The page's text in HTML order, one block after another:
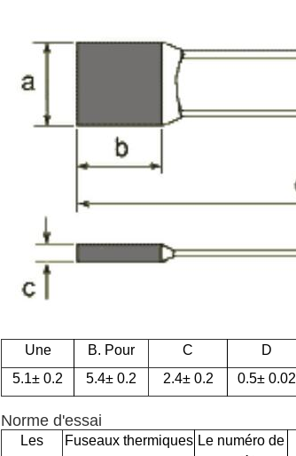
Une B. Pour C D
5.1± 0.2 5.4± 0.2 2.4± 0.2 0.5± 0.02
Norme d'essai
Les
Fuseaux thermiques Le numéro de